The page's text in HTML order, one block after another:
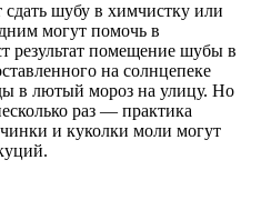
сдать шубу в химчистку или
могут помочь в
результат помещение шубы в
на солнцепеке
в лютый мороз на улицу. Но
раз — практика
и куколки моли могут